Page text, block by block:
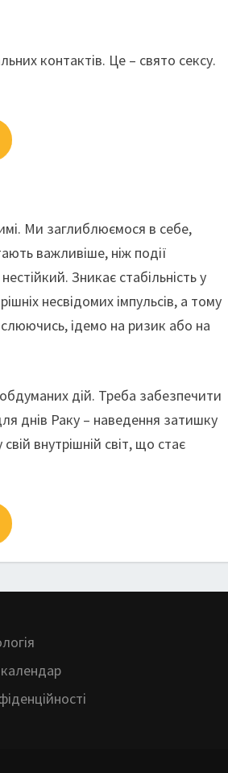
контактів. Це – свято сексу.
Ми заглиблюємося в себе,
важливіше, ніж події
Зникає стабільність у
несвідомих імпульсів, а тому
ідемо на ризик або на
дій. Треба забезпечити
днів Раку – наведення затишку
внутрішній світ, що стає